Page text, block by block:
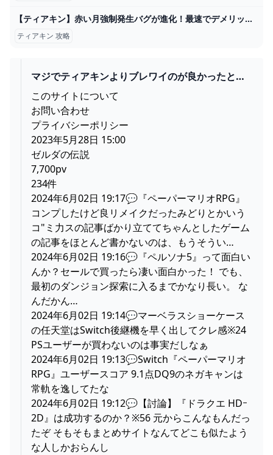
【ティアキン】赤い月強制発生バグが進化！最速でデメリット無しで赤い月を発生させる方法！【ゼルダの伝説ティアーズオブザキングダム】 - YouTube
ティアキン 攻略
マジでティアキンよりブレワイのが良かったと思
う奴いんの│SWITCH速報
このサイトについて
お問い合わせ
プライバシーポリシー
2023年5月28日 15:00
ゼルダの伝説
7,700pv
234件
2024年6月02日 19:17💬『ペーパーマリオRPG』
コンプしたけど良リメイクだったみどりとかいう
コ"ミ力スの記事ばかり立ててちゃんとしたゲーム
の記事をほとんど書かないのは、もうそうい…
2024年6月02日 19:16💬『ペルソナ5』って面白い
んか？セールで買ったら凄い面白かった！ でも、
最初のダンジョン探索に入るまでかなり長い。 な
んだかん…
2024年6月02日 19:14💬マーベラスショーケース
の任天堂はSwitch後継機を早く出してクレ感※24
PSユーザーが買わないのは事実だしなぁ
2024年6月02日 19:13💬Switch『ペーパーマリオ
RPG』ユーザースコア 9.1点DQ9のネガキャンは
常軌を逸してたな
2024年6月02日 19:12💬【討論】『ドラクエ HDｰ
2D』は成功するのか？※56 元からこんなもんだっ
たぞ そもそもまとめサイトなんてどこも似たよう
な人しかおらんし